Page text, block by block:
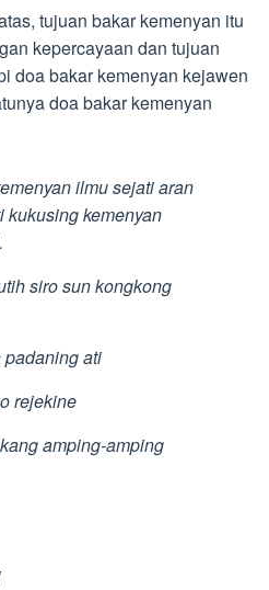
tujuan bakar kemenyan itu
kepercayaan dan tujuan
doa bakar kemenyan kejawen
doa bakar kemenyan
ilmu sejati aran
kukusing kemenyan
siro sun kongkong
ati
rejekine
amping-amping